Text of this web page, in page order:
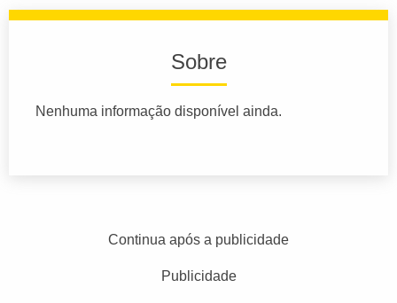
Sobre
Nenhuma informação disponível ainda.
Continua após a publicidade
Publicidade